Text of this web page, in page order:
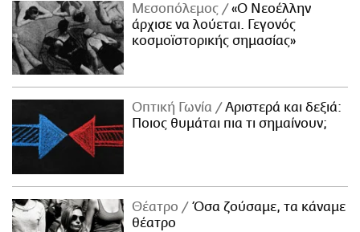
Μεσοπόλεμος
«Ο Νεοέλλην
άρχισε να λούεται. Γεγονός
κοσμοϊστορικής σημασίας»
Οπτική Γωνία
Αριστερά και δεξιά:
Ποιος θυμάται πια τι σημαίνουν;
Θέατρο
Όσα ζούσαμε, τα κάναμε
θέατρο